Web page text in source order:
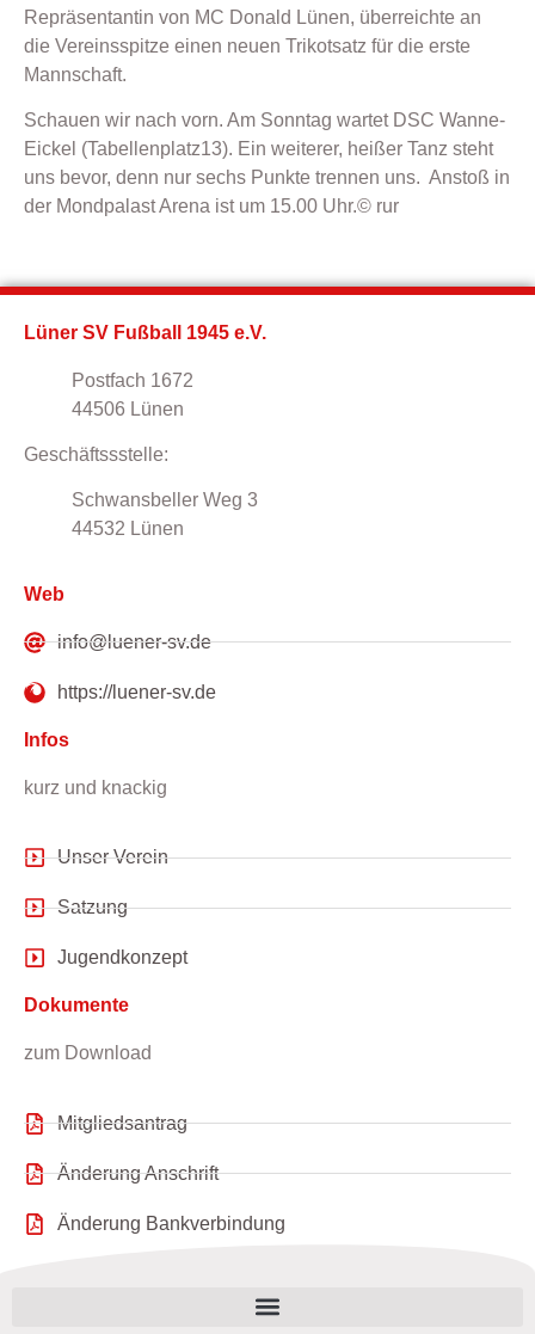
Repräsentantin von MC Donald Lünen, überreichte an
die Vereinsspitze einen neuen Trikotsatz für die erste
Mannschaft.
Schauen wir nach vorn. Am Sonntag wartet DSC Wanne-
Eickel (Tabellenplatz13). Ein weiterer, heißer Tanz steht
uns bevor, denn nur sechs Punkte trennen uns. Anstoß in
der Mondpalast Arena ist um 15.00 Uhr.© rur
Lüner SV Fußball 1945 e.V.
Postfach 1672
44506 Lünen
Geschäftssstelle:
Schwansbeller Weg 3
44532 Lünen
Web
info@luener-sv.de
https://luener-sv.de
Infos
kurz und knackig
Unser Verein
Satzung
Jugendkonzept
Dokumente
zum Download
Mitgliedsantrag
Änderung Anschrift
Änderung Bankverbindung